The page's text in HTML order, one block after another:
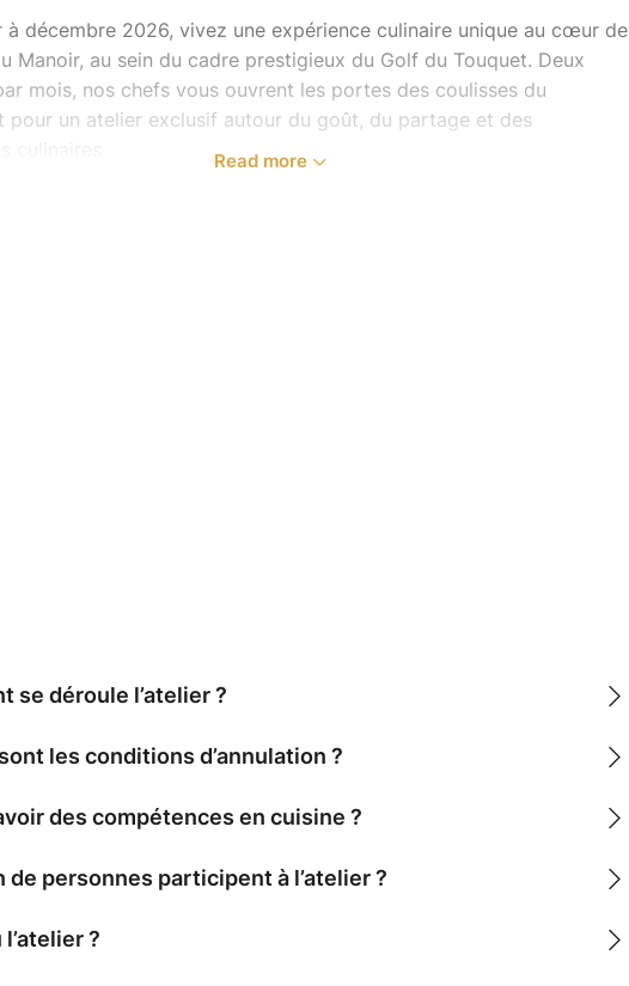
à décembre 2026, vivez une expérience culinaire unique au cœur de
Manoir, au sein du cadre prestigieux du Golf du Touquet. Deux
mois, nos chefs vous ouvrent les portes des coulisses du
pour un atelier exclusif autour du goût, du partage et des
ou simple curieux, vous réaliserez un plat ou une préparation
vrai cuisinier… dans la cuisine d’un restaurant réputé !
Read more
se déroule l’atelier ?
les conditions d’annulation ?
des compétences en cuisine ?
de personnes participent à l’atelier ?
?